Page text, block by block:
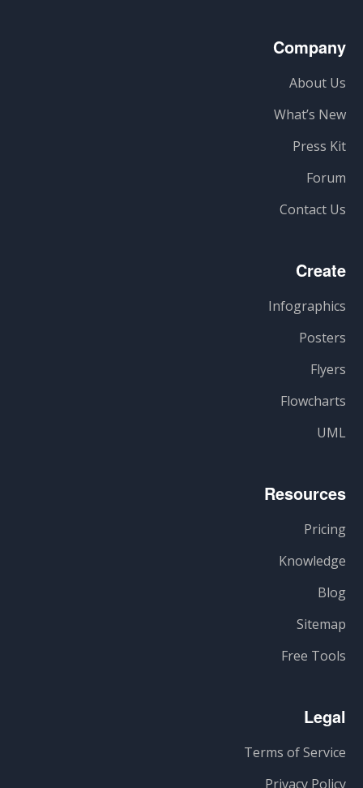
Company
About Us
What’s New
Press Kit
Forum
Contact Us
Create
Infographics
Posters
Flyers
Flowcharts
UML
Resources
Pricing
Knowledge
Blog
Sitemap
Free Tools
Legal
Terms of Service
Privacy Policy